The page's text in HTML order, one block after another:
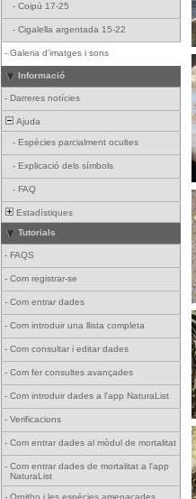
- Coipú 17-25
- Cigalella argentada 15-22
- Galeria d'imatges i sons
Informació
- Darreres notícies
Ajuda
- Espècies parcialment ocultes
- Explicació dels símbols
- FAQ
Estadístiques
Tutorials
- FAQS
- Com registrar-se
- Com entrar dades
- Com introduir una llista completa
- Com consultar i editar dades
- Com fer consultes avançades
- Com introduir dades a l'app NaturaList
- Verificacions
- Com entrar dades al mòdul de mortalitat
- Com entrar dades de mortalitat a l'app
NaturaList
- Ornitho i les espècies amenaçades